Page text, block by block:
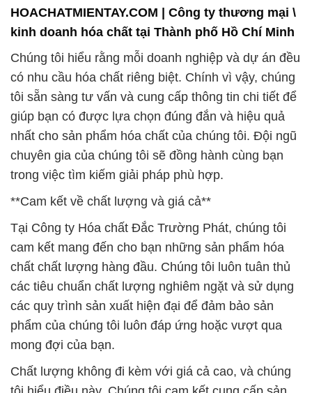
HOACHATMIENTAY.COM | Công ty thương mại \
kinh doanh hóa chất tại Thành phố Hồ Chí Minh
Chúng tôi hiểu rằng mỗi doanh nghiệp và dự án đều
có nhu cầu hóa chất riêng biệt. Chính vì vậy, chúng
tôi sẵn sàng tư vấn và cung cấp thông tin chi tiết để
giúp bạn có được lựa chọn đúng đắn và hiệu quả
nhất cho sản phẩm hóa chất của chúng tôi. Đội ngũ
chuyên gia của chúng tôi sẽ đồng hành cùng bạn
trong việc tìm kiếm giải pháp phù hợp.
**Cam kết về chất lượng và giá cả**
Tại Công ty Hóa chất Đắc Trường Phát, chúng tôi
cam kết mang đến cho bạn những sản phẩm hóa
chất chất lượng hàng đầu. Chúng tôi luôn tuân thủ
các tiêu chuẩn chất lượng nghiêm ngặt và sử dụng
các quy trình sản xuất hiện đại để đảm bảo sản
phẩm của chúng tôi luôn đáp ứng hoặc vượt qua
mong đợi của bạn.
Chất lượng không đi kèm với giá cả cao, và chúng